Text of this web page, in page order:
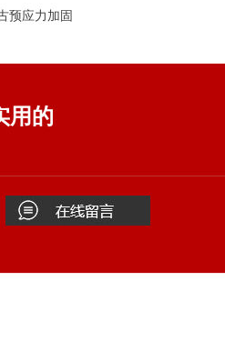
预应力加固
用的